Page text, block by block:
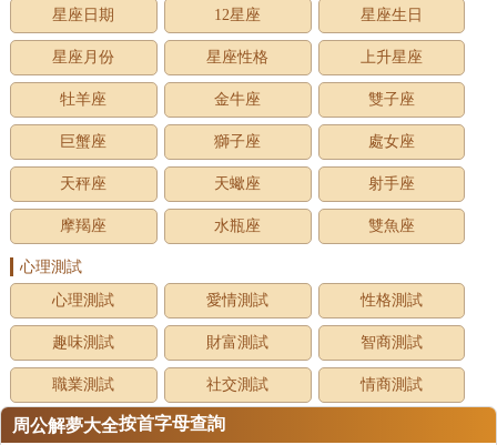
星座日期 12星座 星座生日
星座月份 星座性格 上升星座
牡羊座 金牛座 雙子座
巨蟹座 獅子座 處女座
天秤座 天蠍座 射手座
摩羯座 水瓶座 雙魚座
心理測試
心理測試
愛情測試 性格測試
趣味測試 財富測試 智商測試
職業測試 社交測試 情商測試
周公解夢大全按首字母查詢